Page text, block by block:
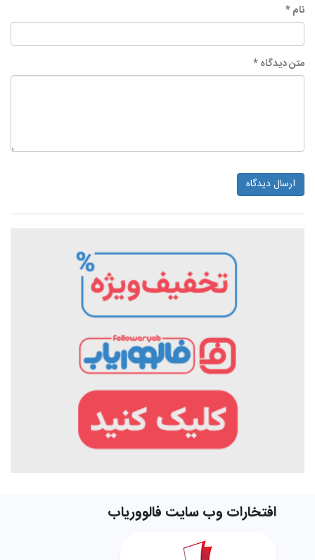
نام *
متن دیدگاه *
ارسال دیدگاه
افتخارات وب سایت فالووریاب